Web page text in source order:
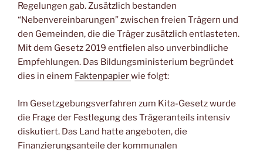
Regelungen gab. Zusätzlich bestanden
“Nebenvereinbarungen” zwischen freien Trägern und
den Gemeinden, die die Träger zusätzlich entlasteten.
Mit dem Gesetz 2019 entfielen also unverbindliche
Empfehlungen. Das Bildungsministerium begründet
dies in einem Faktenpapierwie folgt:
Im Gesetzgebungsverfahren zum Kita-Gesetz wurde
die Frage der Festlegung des Trägeranteils intensiv
diskutiert. Das Land hatte angeboten, die
Finanzierungsanteile der kommunalen